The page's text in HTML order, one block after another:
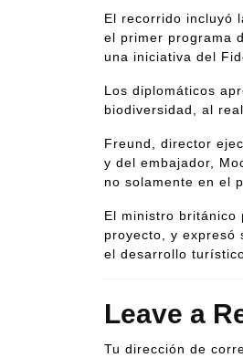
El recorrido incluyó
el primer programa
una iniciativa del
Los diplomáticos
biodiversidad, al
Freund, director
y del embajador,
no solamente en el
El ministro británico
proyecto, y expresó
el desarrollo
Leave a
Tu dirección de